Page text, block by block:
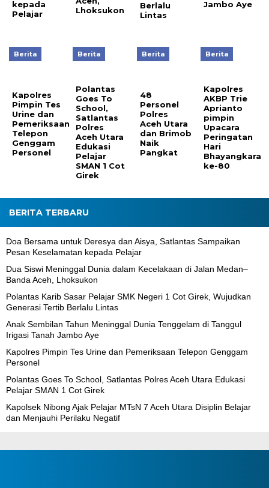
kepada
Pelajar
Lhoksukon
Berlalu
Lintas
Jambo Aye
Berita
Kapolres
Pimpin Tes
Urine dan
Pemeriksaan
Telepon
Genggam
Personel
Berita
Polantas
Goes To
School,
Satlantas
Polres
Aceh Utara
Edukasi
Pelajar
SMAN 1 Cot
Girek
Berita
48
Personel
Polres
Aceh Utara
dan Brimob
Naik
Pangkat
Berita
Kapolres
AKBP Trie
Aprianto
pimpin
Upacara
Peringatan
Hari
Bhayangkara
ke-80
BERITA TERBARU
Doa Bersama untuk Deresya dan Aisya, Satlantas Sampaikan
Pesan Keselamatan kepada Pelajar
Dua Siswi Meninggal Dunia dalam Kecelakaan di Jalan Medan–
Banda Aceh, Lhoksukon
Polantas Karib Sasar Pelajar SMK Negeri 1 Cot Girek, Wujudkan
Generasi Tertib Berlalu Lintas
Anak Sembilan Tahun Meninggal Dunia Tenggelam di Tanggul
Irigasi Tanah Jambo Aye
Kapolres Pimpin Tes Urine dan Pemeriksaan Telepon Genggam
Personel
Polantas Goes To School, Satlantas Polres Aceh Utara Edukasi
Pelajar SMAN 1 Cot Girek
Kapolsek Nibong Ajak Pelajar MTsN 7 Aceh Utara Disiplin Belajar
dan Menjauhi Perilaku Negatif